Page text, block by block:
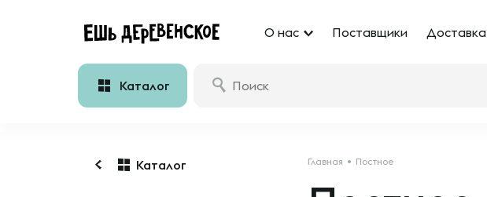
О нас Поставщики Доставка
Каталог
Каталог Главная Постное